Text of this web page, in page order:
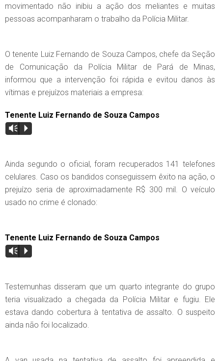
movimentado não inibiu a ação dos meliantes e muitas
pessoas acompanharam o trabalho da Polícia Militar.
O tenente Luiz Fernando de Souza Campos, chefe da Seção
de Comunicação da Polícia Militar de Pará de Minas,
informou que a intervenção foi rápida e evitou danos às
vítimas e prejuízos materiais a empresa:
Tenente Luiz Fernando de Souza Campos
Vm P
Ainda segundo o oficial, foram recuperados 141 telefones
celulares. Caso os bandidos conseguissem êxito na ação, o
prejuízo seria de aproximadamente R$ 300 mil. O veículo
usado no crime é clonado:
Tenente Luiz Fernando de Souza Campos
Vm P
Testemunhas disseram que um quarto integrante do grupo
teria visualizado a chegada da Polícia Militar e fugiu. Ele
estava dando cobertura à tentativa de assalto. O suspeito
ainda não foi localizado.